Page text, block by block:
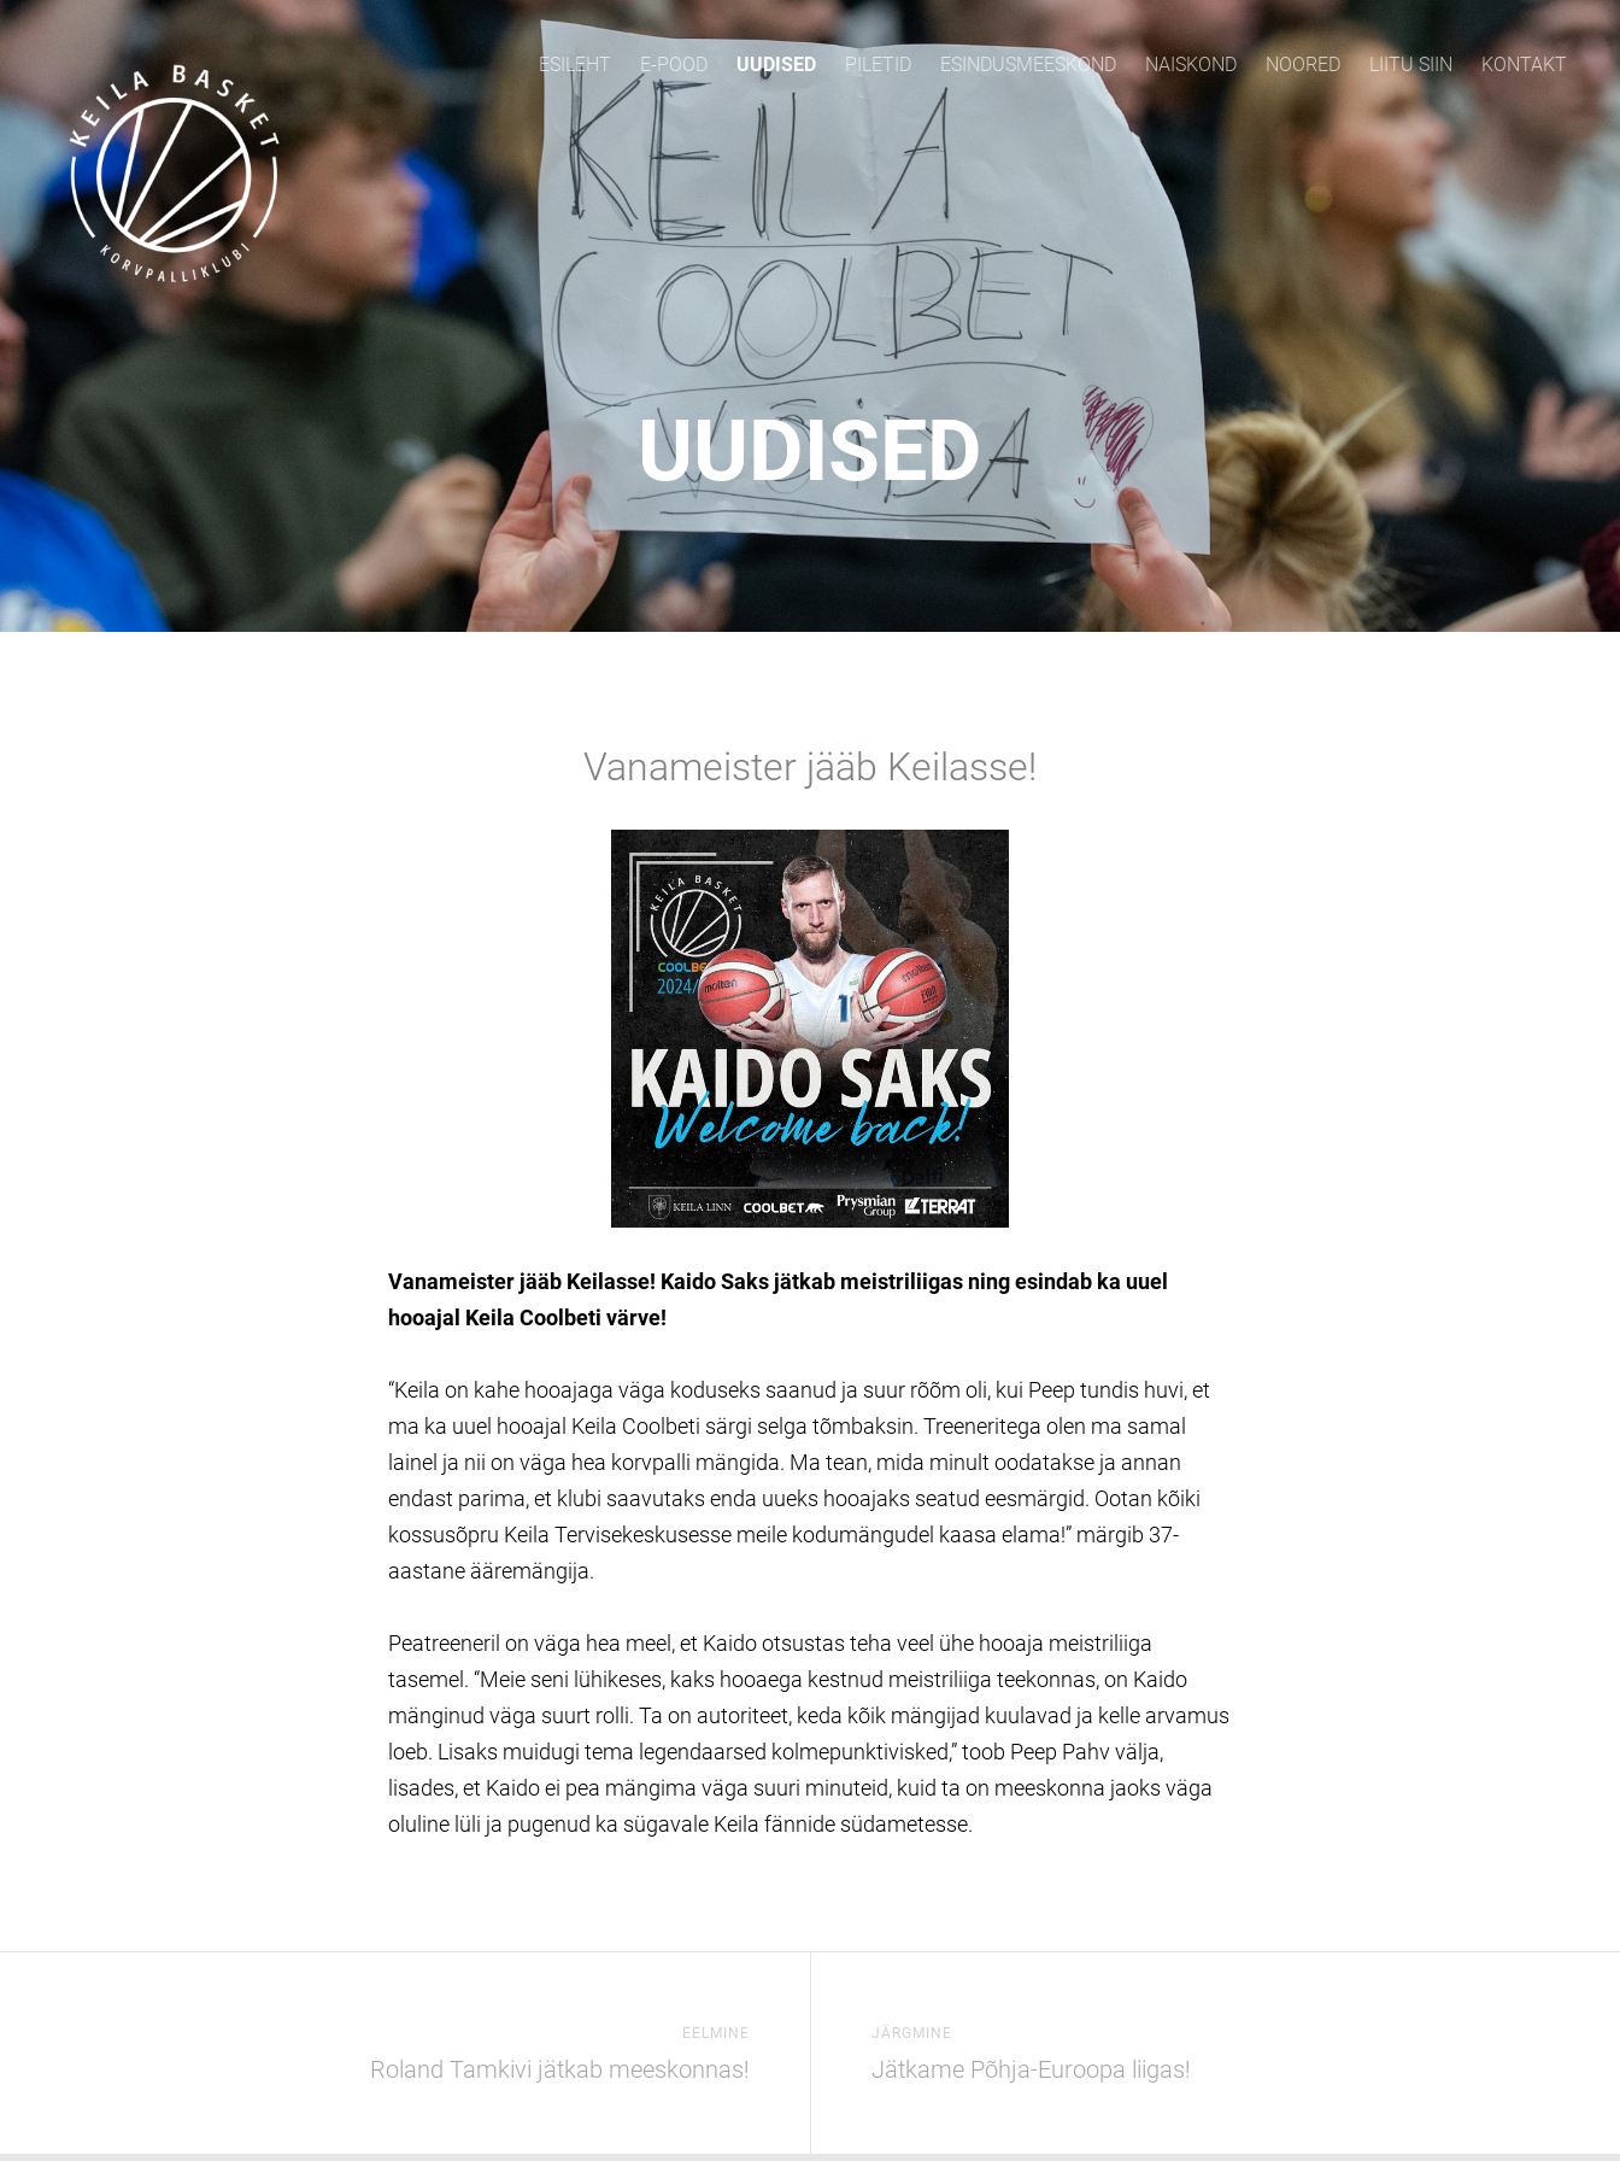
ESILEHT E-POOD UUDISED PILETID ESINDUSMEESKOND NAISKOND NOORED LIITU SIIN KONTAKT
UUDISED
Vanameister jääb Keilasse!
Vanameister jääb Keilasse! Kaido Saks jätkab meistriliigas ning esindab ka uuel
hooajal Keila Coolbeti värve!
“Keila on kahe hooajaga väga koduseks saanud ja suur rõõm oli, kui Peep tundis huvi, et
ma ka uuel hooajal Keila Coolbeti särgi selga tõmbaksin. Treeneritega olen ma samal
lainel ja nii on väga hea korvpalli mängida. Ma tean, mida minult oodatakse ja annan
endast parima, et klubi saavutaks enda uueks hooajaks seatud eesmärgid. Ootan kõiki
kossusõpru Keila Tervisekeskusesse meile kodumängudel kaasa elama!” märgib 37-
aastane ääremängija.
Peatreeneril on väga hea meel, et Kaido otsustas teha veel ühe hooaja meistriliiga
tasemel. “Meie seni lühikeses, kaks hooaega kestnud meistriliiga teekonnas, on Kaido
mänginud väga suurt rolli. Ta on autoriteet, keda kõik mängijad kuulavad ja kelle arvamus
loeb. Lisaks muidugi tema legendaarsed kolmepunktivisked,” toob Peep Pahv välja,
lisades, et Kaido ei pea mängima väga suuri minuteid, kuid ta on meeskonna jaoks väga
oluline lüli ja pugenud ka sügavale Keila fännide südametesse.
EELMINE
Roland Tamkivi jätkab meeskonnas!
JÄRGMINE
Jätkame Põhja-Euroopa liigas!